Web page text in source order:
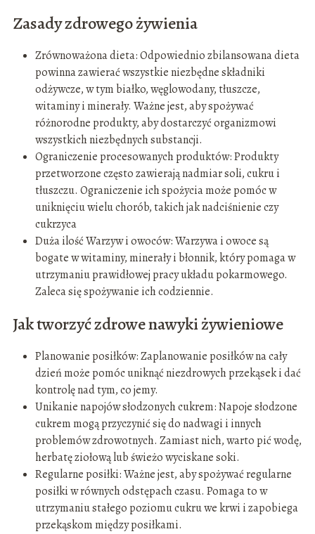
Zasady zdrowego żywienia
Zrównoważona dieta: Odpowiednio zbilansowana dieta
powinna zawierać wszystkie niezbędne składniki
odżywcze, w tym białko, węglowodany, tłuszcze,
witaminy i minerały. Ważne jest, aby spożywać
różnorodne produkty, aby dostarczyć organizmowi
wszystkich niezbędnych substancji.
Ograniczenie procesowanych produktów: Produkty
przetworzone często zawierają nadmiar soli, cukru i
tłuszczu. Ograniczenie ich spożycia może pomóc w
uniknięciu wielu chorób, takich jak nadciśnienie czy
cukrzyca
Duża ilość Warzyw i owoców: Warzywa i owoce są
bogate w witaminy, minerały i błonnik, który pomaga w
utrzymaniu prawidłowej pracy układu pokarmowego.
Zaleca się spożywanie ich codziennie.
Jak tworzyć zdrowe nawyki żywieniowe
Planowanie posiłków: Zaplanowanie posiłków na cały
dzień może pomóc uniknąć niezdrowych przekąsek i dać
kontrolę nad tym, co jemy.
Unikanie napojów słodzonych cukrem: Napoje słodzone
cukrem mogą przyczynić się do nadwagi i innych
problemów zdrowotnych. Zamiast nich, warto pić wodę,
herbatę ziołową lub świeżo wyciskane soki.
Regularne posiłki: Ważne jest, aby spożywać regularne
posiłki w równych odstępach czasu. Pomaga to w
utrzymaniu stałego poziomu cukru we krwi i zapobiega
przekąskom między posiłkami.